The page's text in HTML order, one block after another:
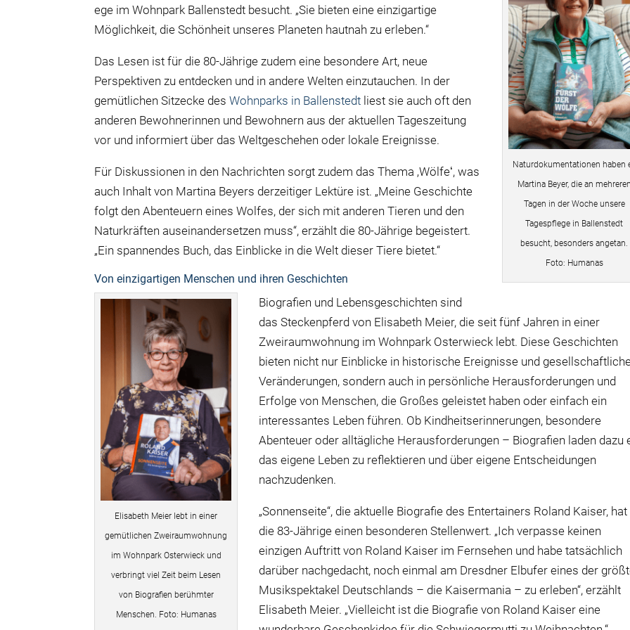
Naturdokumentationen haben
Martina Beyer, die an
Tagen in der Woche unsere
Tagespflege in Ballenstedt
besucht, besonders angetan.
Foto: Humanas
ege im Wohnpark Ballenstedt besucht. „Sie bieten eine einzigartige
Möglichkeit, die Schönheit unseres Planeten hautnah zu erleben.“
Das Lesen ist für die 80-Jährige zudem eine besondere Art, neue
Perspektiven zu entdecken und in andere Welten einzutauchen. In der
gemütlichen Sitzecke desWohnparks in Ballenstedt liest sie auch oft den
anderen Bewohnerinnen und Bewohnern aus der aktuellen Tageszeitung
vor und informiert über das Weltgeschehen oder lokale Ereignisse.
Für Diskussionen in den Nachrichten sorgt zudem das Thema ‚Wölfeʻ, was
auch Inhalt von Martina Beyers derzeitiger Lektüre ist. „Meine Geschichte
folgt den Abenteuern eines Wolfes, der sich mit anderen Tieren und den
Naturkräften auseinandersetzen muss“, erzählt die 80-Jährige begeistert.
„Ein spannendes Buch, das Einblicke in die Welt dieser Tiere bietet.“
Von einzigartigen Menschen und ihren Geschichten
Elisabeth Meier lebt in einer
gemütlichen Zweiraumwohnung
im Wohnpark Osterwieck und
verbringt viel Zeit beim Lesen
von Biografien berühmter
Menschen. Foto: Humanas
Biografien und Lebensgeschichten sind
das Steckenpferd von Elisabeth Meier, die seit fünf Jahren in einer
Zweiraumwohnung im Wohnpark Osterwieck lebt. Diese Geschichten
bieten nicht nur Einblicke in historische Ereignisse und
Veränderungen, sondern auch in persönliche Herausforderungen und
Erfolge von Menschen, die Großes geleistet haben oder einfach ein
interessantes Leben führen. Ob Kindheitserinnerungen, besondere
Abenteuer oder alltägliche Herausforderungen – Biografien laden dazu
das eigene Leben zu reflektieren und über eigene Entscheidungen
nachzudenken.
„Sonnenseite“, die aktuelle Biografie des Entertainers Roland Kaiser,
die 83-Jährige einen besonderen Stellenwert. „Ich verpasse keinen
einzigen Auftritt von Roland Kaiser im Fernsehen und habe tatsächlich
darüber nachgedacht, noch einmal am Dresdner Elbufer eines der
Musikspektakel Deutschlands – die Kaisermania – zu erleben“, erzählt
Elisabeth Meier. „Vielleicht ist die Biografie von Roland Kaiser eine